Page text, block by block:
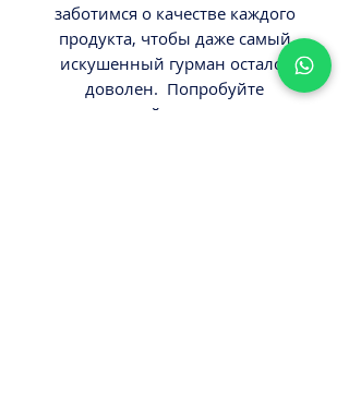
заботимся о качестве каждого
продукта, чтобы даже самый
искушенный гурман остался
доволен. Попробуйте
настоящий вкус экзотики